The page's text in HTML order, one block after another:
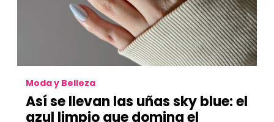
Moda y Belleza
Así se llevan las uñas sky blue: el
azul limpio que domina el